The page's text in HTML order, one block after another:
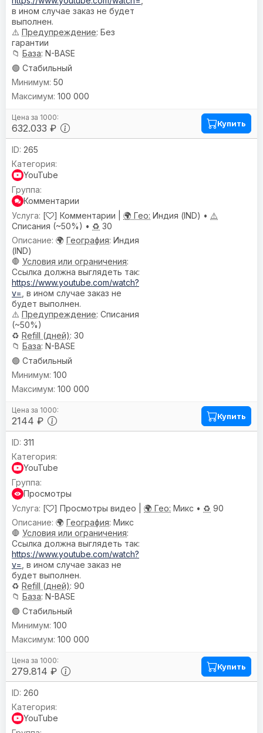
в ином случае заказ не будет
выполнен.
⚠️ Предупреждениe: Без
гарантии
📁 База: N-BASE
🟢 Стабильный
632.033 ₽
50
100 000
Купить
265
YouTube
Комментарии
[
] Комментарии | 🌍 Гео: Индия (IND) • ⚠️
Списания (~50%) • ♻️ 30
🌍 География: Индия
(IND)
🛑 Условия или ограничения:
Ссылка должна выглядеть так:
https://www.youtube.com/watch?
v= , в ином случае заказ не
будет выполнен.
⚠️ Предупреждениe: Списания
(~50%)
♻️ Refill (дней): 30
📁 База: N-BASE
🟢 Стабильный
2144 ₽
100
100 000
Купить
311
YouTube
Просмотры
[
] Просмотры видео | 🌍 Гео: Микс • ♻️ 90
🌍 География: Микс
🛑 Условия или ограничения:
Ссылка должна выглядеть так:
https://www.youtube.com/watch?
v= , в ином случае заказ не
будет выполнен.
♻️ Refill (дней): 90
📁 База: N-BASE
🟢 Стабильный
279.814 ₽
100
100 000
Купить
260
YouTube